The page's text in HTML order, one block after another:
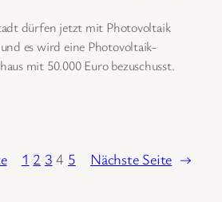
dürfen jetzt mit Photovoltaik
es wird eine Photovoltaik-
mit 50.000 Euro bezuschusst.
1 2 3 4 5 Nächste Seite →